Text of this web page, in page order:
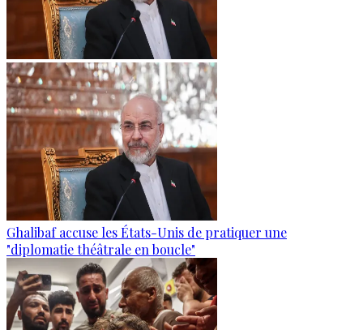
Ghalibaf accuse les États-Unis de pratiquer une
"diplomatie théâtrale en boucle"